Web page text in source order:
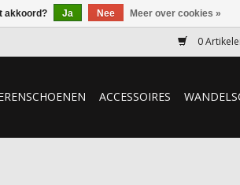
0
ACCESSOIRES
akkoord? Ja Nee Meer over cookies »